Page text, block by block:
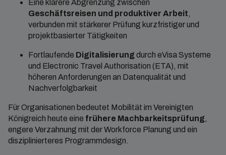
Eine klarere Abgrenzung zwischen
Geschäftsreisen und produktiver Arbeit,
verbunden mit stärkerer Prüfung kurzfristiger und
projektbasierter Tätigkeiten
Fortlaufende Digitalisierung durch eVisa Systeme
und Electronic Travel Authorisation (ETA), mit
höheren Anforderungen an Datenqualität und
Nachverfolgbarkeit
Für Organisationen bedeutet Mobilität im Vereinigten
Königreich heute eine frühere Machbarkeitsprüfung,
engere Verzahnung mit der Workforce Planung und ein
disziplinierteres Programmdesign.